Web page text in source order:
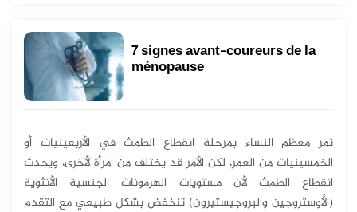
7 signes avant-coureurs de la
ménopause
تمر معظم النساء بمرحلة انقطاع الطمث في الأربعينيات أو
الخمسينيات من العمر، لكن الأمر قد يختلف من امرأة لأخرى، ويحدث
انقطاع الطمث لأن مستويات الهرمونات الجنسية الأنثوية
(الأوستروجين والبروجيستيرون) تنخفض بشكل طبيعي مع التقدم